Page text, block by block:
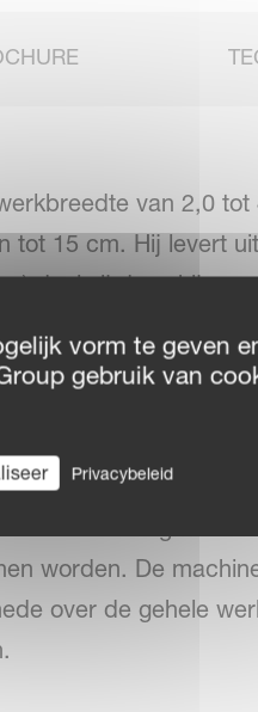
van 2,0 tot
tot 15 cm. Hij levert
dankzij de schijven
gelijk, ook
grip, maar maken
ook bij diepere
afstellingen en
versie een grotere
worden. De
over de gehele
vorm te geven
gebruik van
Privacybeleid